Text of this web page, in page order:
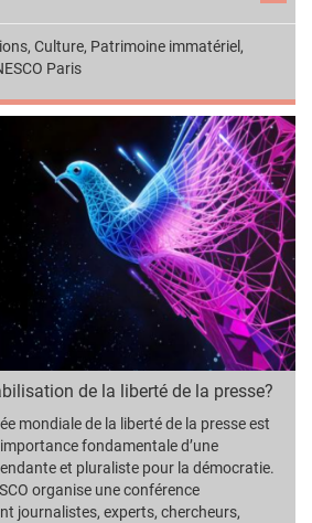
, Culture, Patrimoine immatériel ,
Paris
de la liberté de la presse?
mondiale de la liberté de la presse est
fondamentale d’une
et pluraliste pour la démocratie.
organise une conférence
journalistes, experts, chercheurs,